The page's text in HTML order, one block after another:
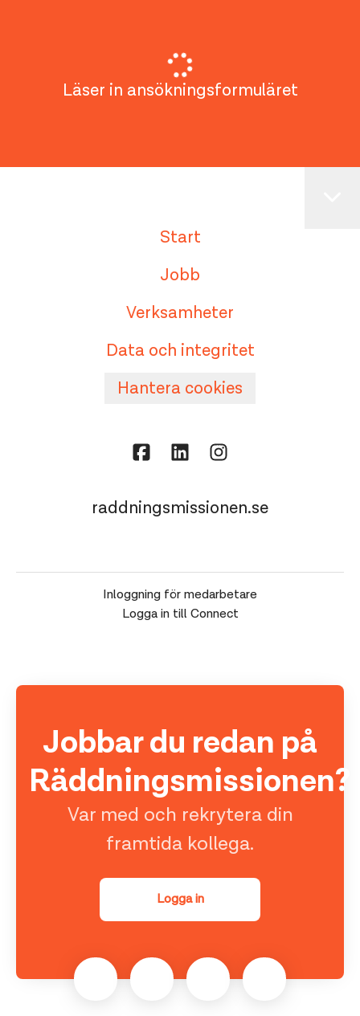
Läser in ansökningsformuläret
Start
Jobb
Verksamheter
Data och integritet
Hantera cookies
raddningsmissionen.se
Inloggning för medarbetare
Logga in till Connect
Jobbar du redan på
Räddningsmissionen?
Var med och rekrytera din
framtida kollega.
Logga in